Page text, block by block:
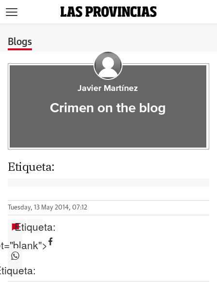
Blogs
Javier Martínez
Crimen on the blog
Etiqueta:
Tuesday, 13 May 2014, 07:12
Etiqueta: